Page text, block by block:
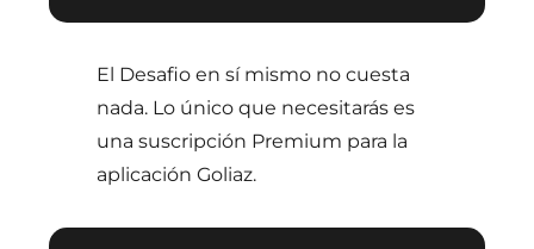
El Desafio en sí mismo no cuesta
nada. Lo único que necesitarás es
una suscripción Premium para la
aplicación Goliaz.